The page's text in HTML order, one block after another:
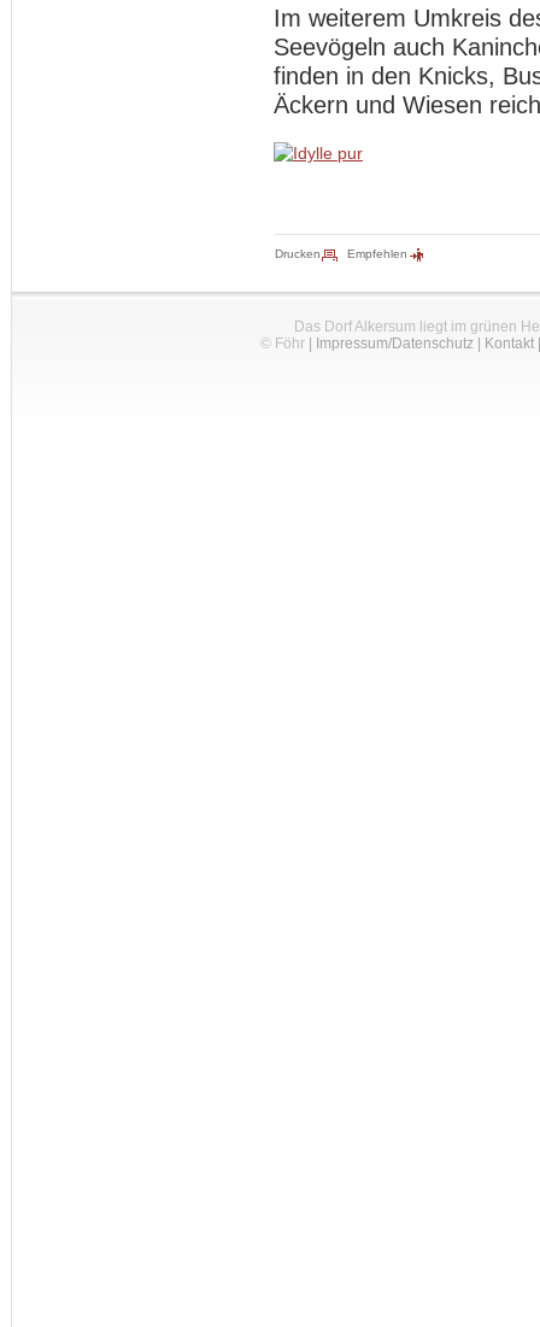
Im weiterem Umkreis
Seevögeln auch
finden in den Knicks,
Äckern und Wiesen
Drucken Empfehlen
Das Dorf Alkersum liegt im grünen
© Föhr| Impressum/Datenschutz| Kontakt